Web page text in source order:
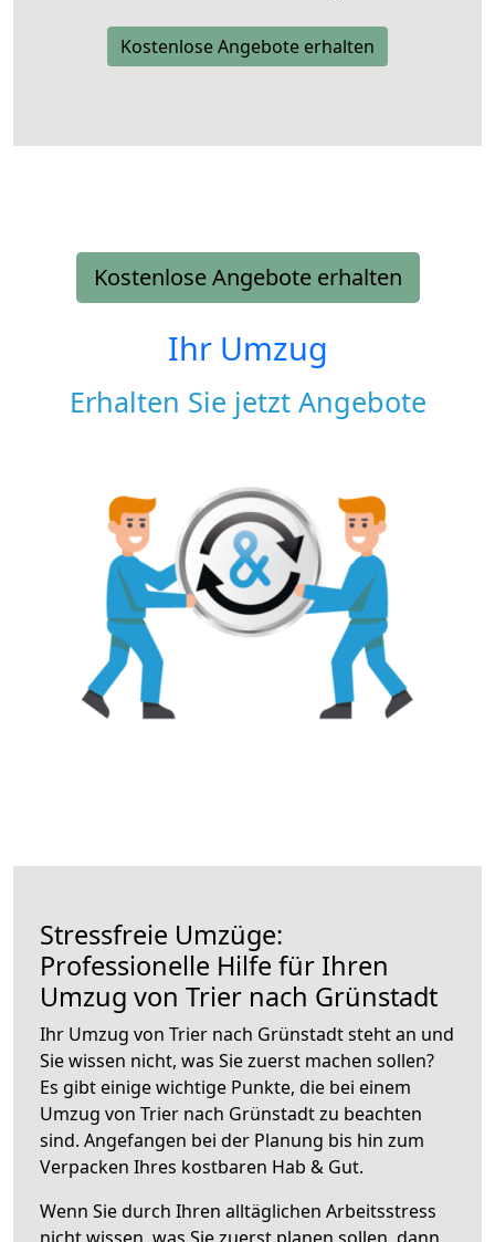
Kostenlose Angebote erhalten
Kostenlose Angebote erhalten
Ihr Umzug
Erhalten Sie jetzt Angebote
Stressfreie Umzüge:
Professionelle Hilfe für Ihren
Umzug von Trier nach Grünstadt
Ihr Umzug von Trier nach Grünstadt steht an und
Sie wissen nicht, was Sie zuerst machen sollen?
Es gibt einige wichtige Punkte, die bei einem
Umzug von Trier nach Grünstadt zu beachten
sind. Angefangen bei der Planung bis hin zum
Verpacken Ihres kostbaren Hab & Gut.
Wenn Sie durch Ihren alltäglichen Arbeitsstress